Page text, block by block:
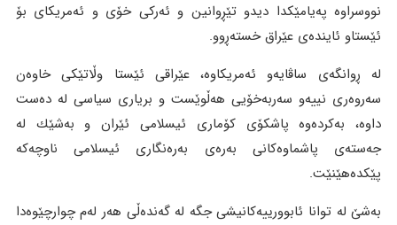
نووسراوە پەیامێکدا دیدو تێڕوانین و ئەرکی خۆی و ئەمریکای بۆ
ئێستاو ئایندەی عێراق خستەڕوو.
لە ڕوانگەی ساڤایەو ئەمریکاوە، عێراقی ئێستا وڵاتێکی خاوەن
سەروەری نییەو سەربەخۆیی هەڵوێست و بریاری سیاسی لە دەست
داوە، بەکردەوە پاشکۆی کۆماری ئیسلامی ئێران و بەشێك لە
جەستەی پاشماوەکانی بەرەی بەرەنگاری ئیسلامی ناوچەکە
پێکدەهێنێت.
بەشێ لە توانا ئابوورییەکانیشی جگە لە گەندەڵی هەر لەم چوارچێوەدا